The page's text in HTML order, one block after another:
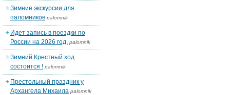
Зимние экскурсии для
паломников palomnik
Идет запись в поездки по
России на 2026 год. palomnik
Зимний Крестный ход
состоится ! palomnik
Престольный праздник у
Архангела Михаила palomnik